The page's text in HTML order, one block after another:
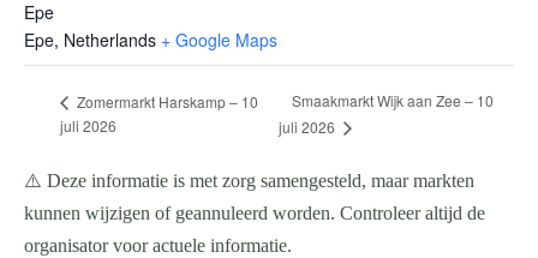
Epe
Epe, Netherlands + Google Maps
Zomermarkt Harskamp – 10
juli 2026
Smaakmarkt Wijk aan Zee – 10
juli 2026
⚠️ Deze informatie is met zorg samengesteld, maar markten
kunnen wijzigen of geannuleerd worden. Controleer altijd de
organisator voor actuele informatie.